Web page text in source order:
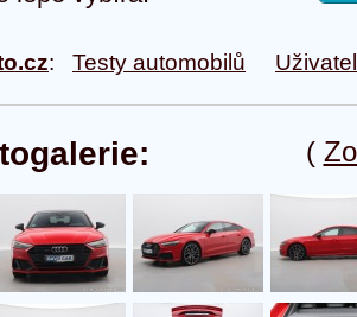
: Testy automobilů
(